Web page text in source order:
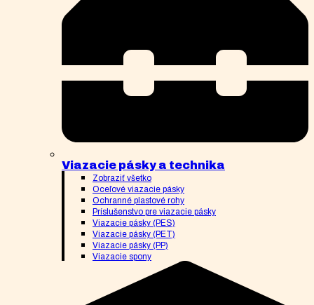
Viazacie pásky a technika
Zobraziť všetko
Oceľové viazacie pásky
Ochranné plastové rohy
Príslušenstvo pre viazacie pásky
Viazacie pásky (PES)
Viazacie pásky (PET)
Viazacie pásky (PP)
Viazacie spony